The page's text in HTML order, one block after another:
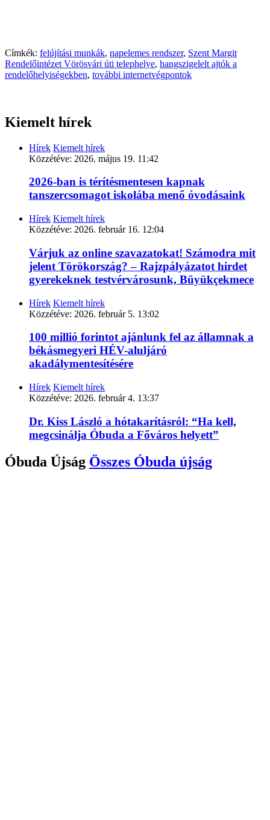
Címkék: felújítási munkák, napelemes rendszer, Szent Margit
Rendelőintézet Vörösvári úti telephelye, hangszigelelt ajtók a
rendelőhelyiségekben, további internetvégpontok
Kiemelt hírek
Hírek Kiemelt hírek
Közzétéve: 2026. május 19. 11:42
2026-ban is térítésmentesen kapnak
tanszercsomagot iskolába menő óvodásaink
Hírek Kiemelt hírek
Közzétéve: 2026. február 16. 12:04
Várjuk az online szavazatokat! Számodra mit
jelent Törökország? – Rajzpályázatot hirdet
gyerekeknek testvérvárosunk, Büyükçekmece
Hírek Kiemelt hírek
Közzétéve: 2026. február 5. 13:02
100 millió forintot ajánlunk fel az államnak a
békásmegyeri HÉV-aluljáró
akadálymentesítésére
Hírek Kiemelt hírek
Közzétéve: 2026. február 4. 13:37
Dr. Kiss László a hótakarításról: “Ha kell,
megcsinálja Óbuda a Főváros helyett”
Óbuda Újság Összes Óbuda újság